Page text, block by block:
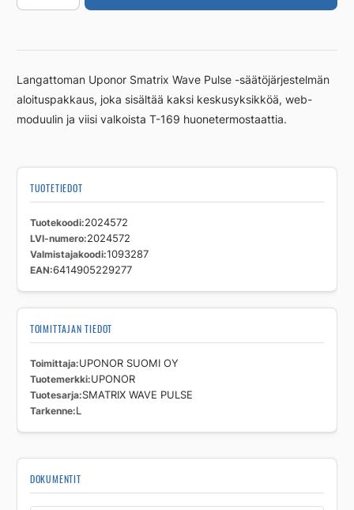
SMATRIX
PULSE
määrä
Langattoman Uponor Smatrix Wave Pulse -säätöjärjestelmän
aloituspakkaus, joka sisältää kaksi keskusyksikköä, web-
moduulin ja viisi valkoista T-169 huonetermostaattia.
TUOTETIEDOT
Tuotekoodi 2024572
LVI-numero 2024572
Valmistajakoodi 1093287
EAN 6414905229277
TOIMITTAJAN TIEDOT
Toimittaja UPONOR SUOMI OY
Tuotemerkki UPONOR
Tuotesarja SMATRIX WAVE PULSE
Tarkenne L
DOKUMENTIT